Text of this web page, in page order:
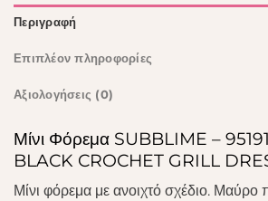
Περιγραφή
Επιπλέον πληροφορίες
Αξιολογήσεις (0)
Μίνι Φόρεμα SUBBLIME –
BLACK CROCHET GRILL
Μίνι φόρεμα με ανοιχτό σχέδιο. Μαύρο